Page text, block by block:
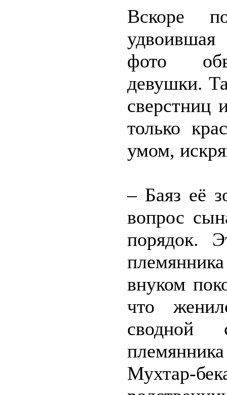
Вскоре
фото
девушки.
сверстниц
только
умом,
– Баяз её
вопрос
порядок.
внуком
что
сводной
Мухтар-